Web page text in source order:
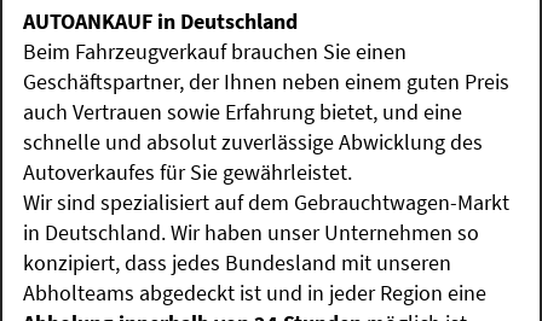
AUTOANKAUF in Deutschland
Beim Fahrzeugverkauf brauchen Sie einen
Geschäftspartner, der Ihnen neben einem guten Preis
auch Vertrauen sowie Erfahrung bietet, und eine
schnelle und absolut zuverlässige Abwicklung des
Autoverkaufes für Sie gewährleistet.
Wir sind spezialisiert auf dem Gebrauchtwagen-Markt
in Deutschland. Wir haben unser Unternehmen so
konzipiert, dass jedes Bundesland mit unseren
Abholteams abgedeckt ist und in jeder Region eine